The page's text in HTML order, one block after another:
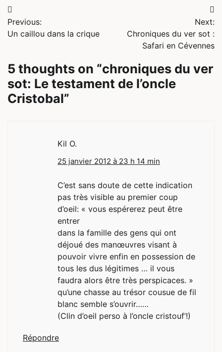
Navigation
de
Previous:
Un caillou dans la crique
Next:
Chroniques du ver sot :
Safari en Cévennes
5 thoughts on “chroniques du ver
sot: Le testament de l’oncle
Cristobal”
Kil O.
25 janvier 2012 à 23 h 14 min
C’est sans doute de cette indication
pas très visible au premier coup
d’oeil: « vous espérerez peut être
entrer
dans la famille des gens qui ont
déjoué des manœuvres visant à
pouvoir vivre enfin en possession de
tous les dus légitimes … il vous
faudra alors être très perspicaces. »
qu’une chasse au trésor cousue de fil
blanc semble s’ouvrir……
(Clin d’oeil perso à l’oncle cristouf’!)
Répondre